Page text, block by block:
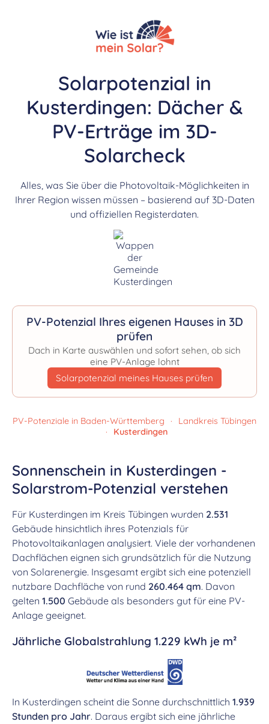
Solarpotenzial in
Kusterdingen: Dächer &
PV-Erträge im 3D-
Solarcheck
Alles, was Sie über die Photovoltaik-Möglichkeiten in
Ihrer Region wissen müssen – basierend auf 3D-Daten
und offiziellen Registerdaten.
PV-Potenzial Ihres eigenen Hauses in 3D
prüfen
Dach in Karte auswählen und sofort sehen, ob sich
eine PV-Anlage lohnt
Solarpotenzial meines Hauses prüfen
PV-Potenziale in Baden-Württemberg ·
Landkreis Tübingen
·
Kusterdingen
Sonnenschein in Kusterdingen -
Solarstrom-Potenzial verstehen
Für Kusterdingen im Kreis Tübingen wurden 2.531
Gebäude hinsichtlich ihres Potenzials für
Photovoltaikanlagen analysiert. Viele der vorhandenen
Dachflächen eignen sich grundsätzlich für die Nutzung
von Solarenergie. Insgesamt ergibt sich eine potenziell
nutzbare Dachfläche von rund 260.464 qm. Davon
gelten 1.500 Gebäude als besonders gut für eine PV-
Anlage geeignet.
Jährliche Globalstrahlung 1.229 kWh je m²
In Kusterdingen scheint die Sonne durchschnittlich 1.939
Stunden pro Jahr. Daraus ergibt sich eine jährliche